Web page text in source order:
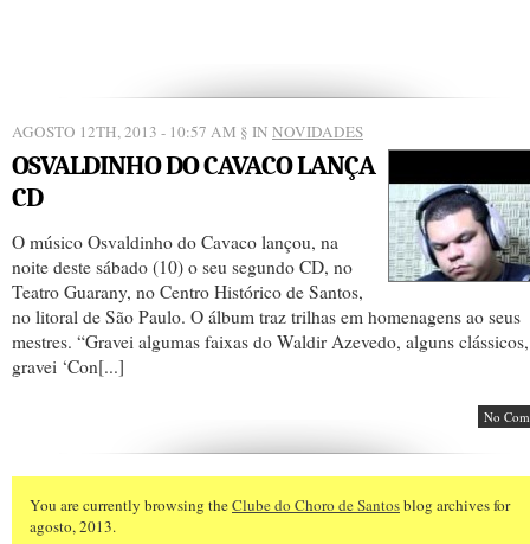
AGOSTO 12TH, 2013 - 10:57 AM § IN NOVIDADES
OSVALDINHO DO CAVACO LANÇA
CD
O músico Osvaldinho do Cavaco lançou, na
noite deste sábado (10) o seu segundo CD, no
Teatro Guarany, no Centro Histórico de Santos,
no litoral de São Paulo. O álbum traz trilhas em homenagens ao seus
mestres. “Gravei algumas faixas do Waldir Azevedo, alguns clássicos,
gravei ‘Con[...]
No
You are currently browsing theClube do Choro de Santosblog archives for
agosto, 2013.